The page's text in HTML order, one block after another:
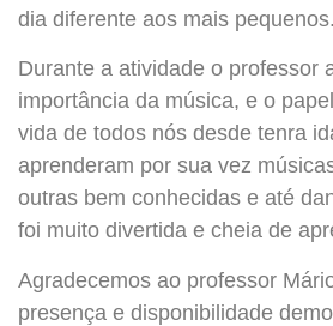
dia diferente aos mais pequenos.
Durante a atividade o professor
importância da música, e o
vida de todos nós desde tenra
aprenderam por sua vez
outras bem conhecidas e até
foi muito divertida e cheia de
Agradecemos ao professor
presença e disponibilidade